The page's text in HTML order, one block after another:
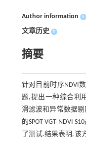
Author information +
文章历史 +
摘要
针对目前时序NDVI
题,提出一种综合利
滑滤波和异常数据
的SPOT VGT NDVI
了测试.结果表明,该